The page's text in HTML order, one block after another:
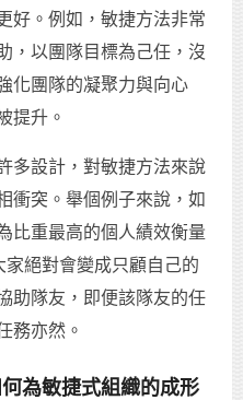
好。例如，敏捷方法非常
，以團隊目標為己任，沒
化團隊的凝聚力與向心
提升。
多設計，對敏捷方法來說
衝突。舉個例子來說，如
比重最高的個人績效衡量
絕對會變成只顧自己的
助隊友，即便該隊友的任
務亦然。
為敏捷式組織的成形